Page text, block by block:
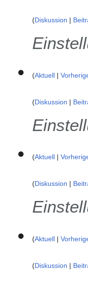
b
Diskussion
Aktuell
Diskussion
Aktuell
Diskussion
Aktuell
Diskussion